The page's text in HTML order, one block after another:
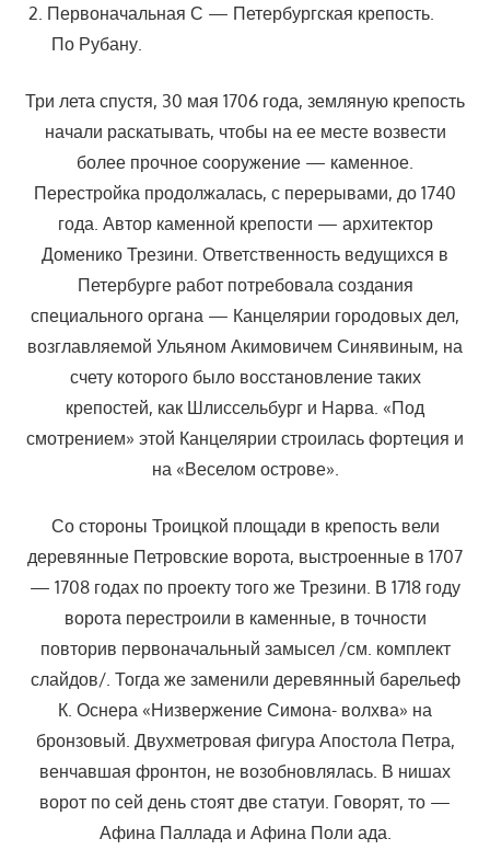
Первоначальная С — Петербургская крепость.
По Рубану.
Три лета спустя, 30 мая 1706 года, земляную крепость
начали раскатывать, чтобы на ее месте возвести
более прочное сооружение — каменное.
Перестройка продолжалась, с перерывами, до 1740
года. Автор каменной крепости — архитектор
Доменико Трезини. Ответственность ведущихся в
Петербурге работ потребовала создания
специального органа — Канцелярии городовых дел,
возглавляемой Ульяном Акимовичем Синявиным, на
счету которого было восстановление таких
крепостей, как Шлиссельбург и Нарва. «Под
смотрением» этой Канцелярии строилась фортеция и
на «Веселом острове».
Со стороны Троицкой площади в крепость вели
деревянные Петровские ворота, выстроенные в 1707
— 1708 годах по проекту того же Трезини. В 1718 году
ворота перестроили в каменные, в точности
повторив первоначальный замысел /см. комплект
слайдов/. Тогда же заменили деревянный барельеф
К. Оснера «Низвержение Симона- волхва» на
бронзовый. Двухметровая фигура Апостола Петра,
венчавшая фронтон, не возобновлялась. В нишах
ворот по сей день стоят две статуи. Говорят, то —
Афина Паллада и Афина Поли ада.